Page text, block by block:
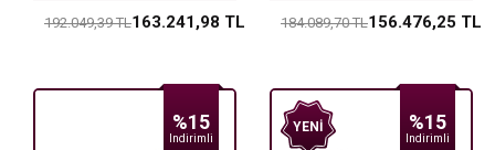
192.049,39 TL163.241,98 TL 184.089,70 TL156.476,25 TL
%15
Indirimli
%15
Indirimli
YENI